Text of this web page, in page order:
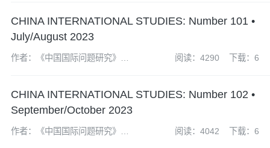
CHINA INTERNATIONAL STUDIES: Number 101 •
July/August 2023
作者：《中国国际问题研究》编
阅读：4290 下载：6
CHINA INTERNATIONAL STUDIES: Number 102 •
September/October 2023
作者：《中国国际问题研究》编
阅读：4042 下载：6